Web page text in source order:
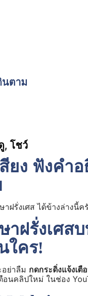
นตาม
, โชว์
ยง ฟังคำ
าฝรั่งเศส ได้ข้างล่างนี้ค
าฝรั่งเศส
ใคร!
ย่าลืม กดกระดิ่งแจ้งเตื
อนคลิปใหม่ ในช่อง